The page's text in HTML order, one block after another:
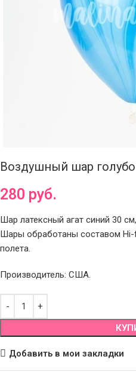
Воздушный шар
280 руб.
Шар латексный агат синий 30
Шары обработаны составом Hi-
полета.
Производитель: США.
Добавить в мои закладки